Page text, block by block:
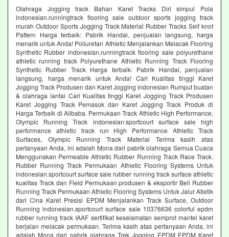
Olahraga Jogging track Bahan Karet Tracks Diri simpul Pola
indonesian.runningtrack flooring sale outdoor sports jogging track
murah Outdoor Sports Jogging Track Material Rubber Tracks Self knot
Pattern Harga terbaik: Pabrik Handal, penjualan langsung, harga
menarik untuk Anda! Poliuretan Athletic Menjalankan Melacak Flooring
Synthetic Rubber indonesian.runningtrack flooring sale polyurethane
athletic running track Polyurethane Athletic Running Track Flooring
Synthetic Rubber Track Harga terbaik: Pabrik Handal, penjualan
langsung, harga menarik untuk Anda! Cari Kualitas tinggi Karet
Jogging Track Produsen dan Karet Jogging indonesian Rumput buatan
& olahraga lantai Cari Kualitas tinggi Karet Jogging Track Produsen
Karet Jogging Track Pemasok dan Karet Jogging Track Produk di
Harga Terbaik di Alibaba. Permukaan Track Athletic High Performance,
Olympic Running Track indonesian.sportcourt surface sale high
performance athletic track run High Performance Athletic Track
Surfaces, Olympic Running Track Material Terima kasih atas
pertanyaan Anda, ini adalah Mona dari pabrik olahraga Semua Cuaca
Menggunakan Permeable Athletic Rubber Running Track Race Track.
Rubber Running Track Permukaan Athletic Flooring Systems Untuk
indonesian.sportcourt surface sale rubber running track surface athletic
kualitas Track dan Field Permukaan produsen & eksportir Beli Rubber
Running Track Permukaan Athletic Flooring Systems Untuk Jalur Atletik
dari Cina Karet Presisi EPDM Menjalankan Track Surface, Outdoor
Running indonesian.sportcourt surface sale 10376636 colorful epdm
rubber running track IAAF sertifikat keselamatan semprot mantel karet
berjalan melacak permukaan. Terima kasih atas pertanyaan Anda, ini
adalah Mona dari pabrik olahraga Trek Jogging EPDM EPDM Karet